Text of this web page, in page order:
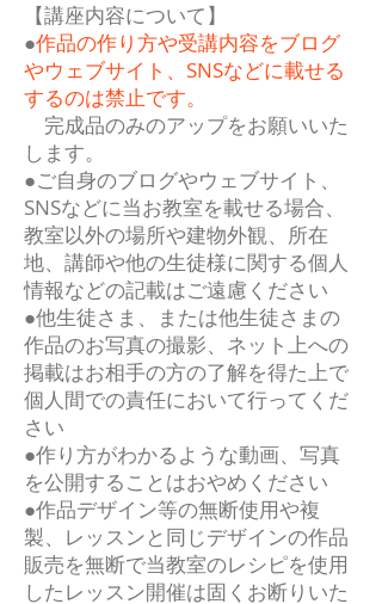
【講座内容について】
●作品の作り方や受講内容をブログ
やウェブサイト、SNSなどに載せる
するのは禁止です。
完成品のみのアップをお願いいた
します。
●ご自身のブログやウェブサイト、
SNSなどに当お教室を載せる場合、
教室以外の場所や建物外観、所在
地、講師や他の生徒様に関する個人
情報などの記載はご遠慮ください
●他生徒さま、または他生徒さまの
作品のお写真の撮影、ネット上への
掲載はお相手の方の了解を得た上で
個人間での責任において行ってくだ
さい
●作り方がわかるような動画、写真
を公開することはおやめください
●作品デザイン等の無断使用や複
製、レッスンと同じデザインの作品
販売を無断で当教室のレシピを使用
したレッスン開催は固くお断りいた